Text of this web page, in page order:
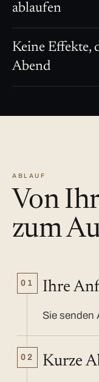
ablaufen
Keine Effekte,
Abend
ABLAUF
Von
zum
01 Ihre
Sie senden
02 Kurze